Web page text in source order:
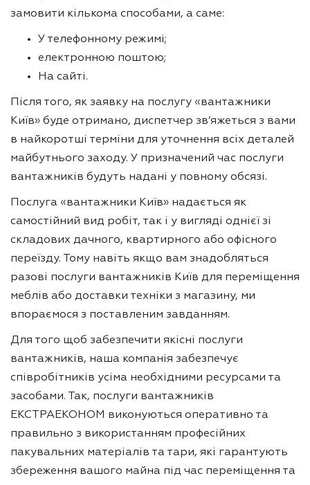
замовити кількома способами, а саме:
У телефонному режимі;
електронною поштою;
На сайті.
Після того, як заявку на послугу «вантажники
Київ» буде отримано, диспетчер зв’яжеться з вами
в найкоротші терміни для уточнення всіх деталей
майбутнього заходу. У призначений час послуги
вантажників будуть надані у повному обсязі.
Послуга «вантажники Київ» надається як
самостійний вид робіт, так і у вигляді однієї зі
складових дачного, квартирного або офісного
переїзду. Тому навіть якщо вам знадобляться
разові послуги вантажників Київ для переміщення
меблів або доставки техніки з магазину, ми
впораємося з поставленим завданням.
Для того щоб забезпечити якісні послуги
вантажників, наша компанія забезпечує
співробітників усіма необхідними ресурсами та
засобами. Так, послуги вантажників
ЕКСТРАЕКОНОМ виконуються оперативно та
правильно з використанням професійних
пакувальних матеріалів та тари, які гарантують
збереження вашого майна під час переміщення та